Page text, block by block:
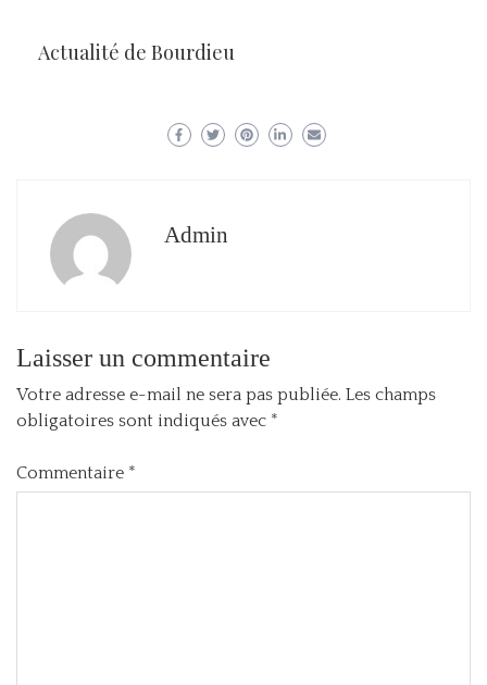
Actualité de Bourdieu
Admin
Laisser un commentaire
Votre adresse e-mail ne sera pas publiée. Les champs
obligatoires sont indiqués avec *
Commentaire *